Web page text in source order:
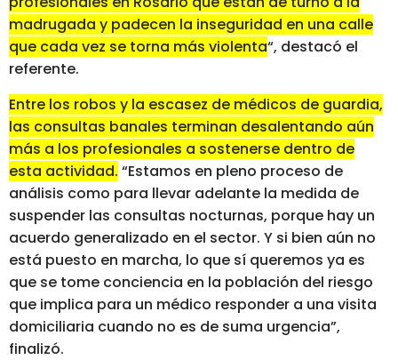
madrugada y padecen la inseguridad en una calle
que cada vez se torna más violenta“, destacó el
referente.
Entre los robos y la escasez de médicos de guardia,
las consultas banales terminan desalentando aún
más a los profesionales a sostenerse dentro de
esta actividad. “Estamos en pleno proceso de
análisis como para llevar adelante la medida de
suspender las consultas nocturnas, porque hay un
acuerdo generalizado en el sector. Y si bien aún no
está puesto en marcha, lo que sí queremos ya es
que se tome conciencia en la población del riesgo
que implica para un médico responder a una visita
domiciliaria cuando no es de suma urgencia”,
finalizó.